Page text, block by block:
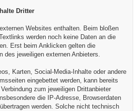
Dritter
Websites enthalten. Beim bloßen
werden noch keine Daten an die
Erst beim Anklicken gelten die
des jeweiligen externen Anbieters.
Karten, Social-Media-Inhalte oder andere
eingebettet werden, kann bereits
zum jeweiligen Drittanbieter
die IP-Adresse, Browserdaten
werden. Solche nicht technisch